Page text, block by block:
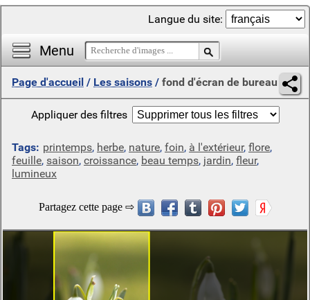
Menu
Langue du site:
Page d'accueil / Les saisons / fond d'écran de bureau
Appliquer des filtres
Tags: printemps, herbe, nature, foin, à l'extérieur, flore,
feuille, saison, croissance, beau temps, jardin, fleur,
lumineux